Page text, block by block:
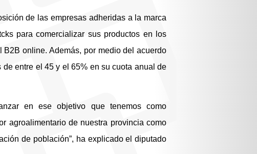
de las empresas adheridas a la marca
para comercializar sus productos en los
online. Además, por medio del acuerdo
entre el 45 y el 65% en su cuota anual de
en ese objetivo que tenemos como
agroalimentario de nuestra provincia como
de población”, ha explicado el diputado